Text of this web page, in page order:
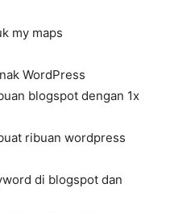
my maps
WordPress
blogspot dengan 1x
ribuan wordpress
di blogspot dan